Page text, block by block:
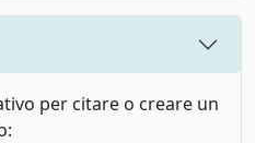
per citare o creare un